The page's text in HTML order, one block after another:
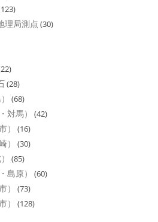
理局測点 (30)
(28)
(68)
対馬） (42)
） (16)
） (30)
(85)
島原） (60)
） (73)
） (128)